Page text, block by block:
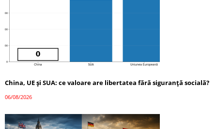
China, UE și SUA: ce valoare are libertatea fără siguranță socială?
06/08/2026